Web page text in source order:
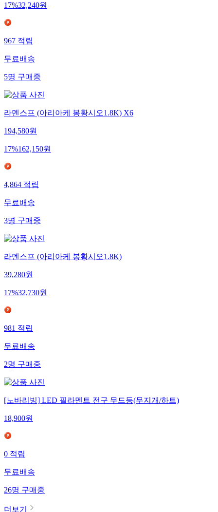
17%32,240원
967적립
무료배송
5명구매중
라멘스프 (아리아케 봉황시오1.8K) X6
194,580원
17%162,150원
4,864적립
무료배송
3명구매중
라멘스프 (아리아케 봉황시오1.8K)
39,280원
17%32,730원
981적립
무료배송
2명구매중
[노바리빙] LED 필라멘트 전구 무드등(무지개/하트)
18,900원
0적립
무료배송
26명구매중